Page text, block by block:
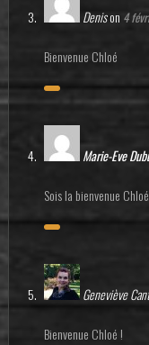
Denison 4
Bienvenue Chloé
Marie-Eve
Sois la bienvenue Chloé
Geneviève
Bienvenue Chloé !